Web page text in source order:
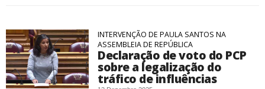
INTERVENÇÃO DE PAULA SANTOS NA
ASSEMBLEIA DE REPÚBLICA
Declaração de voto do PCP
sobre a legalização do
tráfico de influências